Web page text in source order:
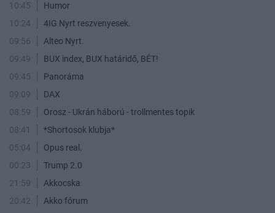
10:45
Humor
10:24
4IG Nyrt reszvenyesek.
09:56
Alteo Nyrt.
09:49
BUX index, BUX határidő, BÉT!
09:45
Panoráma
09:09
DAX
08:59
Orosz - Ukrán háború - trollmentes topik
08:41
*Shortosok klubja*
05:04
Opus real.
00:23
Trump 2.0
21:59
Akkocska
20:42
Akko fórum